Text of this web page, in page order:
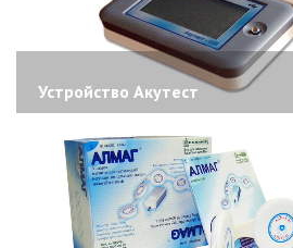
Устройство Акутест